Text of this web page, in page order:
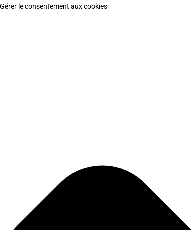
Gérer le consentement aux cookies